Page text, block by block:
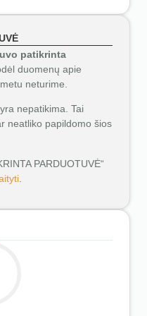
patikrinta
duomenų apie
neturime.
nepatikima. Tai
neatliko papildomo šios
PARDUOTUVĖ“